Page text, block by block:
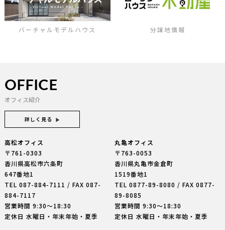
バーチャルモデルハウス 分譲地情報
OFFICE
オフィス紹介
詳しく見る
高松オフィス
〒761-0303
香川県高松市六条町
647番地1
TEL 087-884-7111 / FAX 087-
884-7117
営業時間 9:30〜18:30
定休日 水曜日・年末年始・夏季
丸亀オフィス
〒763-0053
香川県丸亀市金倉町
1519番地1
TEL0877-89-8080 / FAX 0877-
89-8085
営業時間 9:30〜18:30
定休日 水曜日・年末年始・夏季